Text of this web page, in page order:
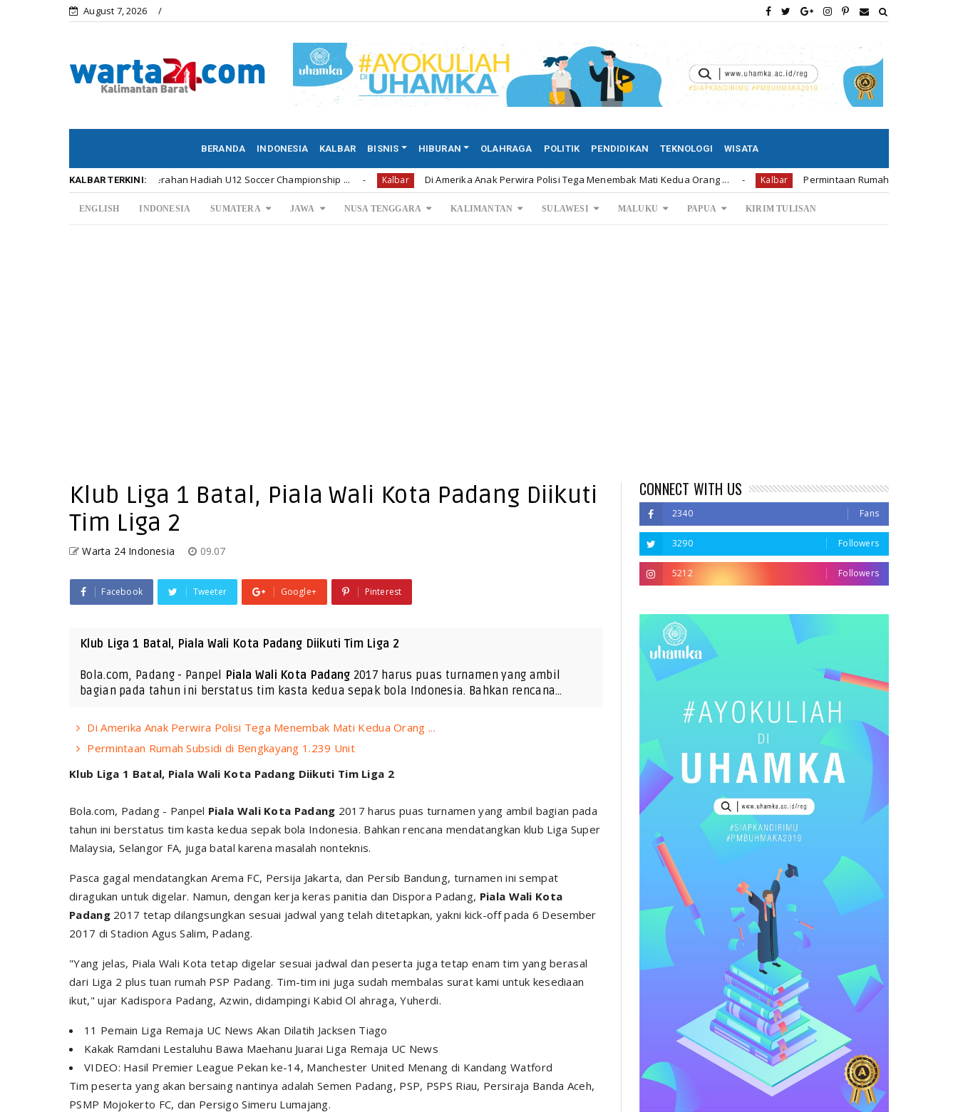
August 7, 2026
BERANDA INDONESIA KALBAR BISNIS HIBURAN OLAHRAGA POLITIK PENDIDIKAN TEKNOLOGI WISATA
KALBAR TERKINI:
Meriahnya Penyerahan Hadiah U12 Soccer Championship ... Kalbar Di Amerika Anak Perwira Polisi Tega Menembak Mati Kedua Orang ... Kalbar Permintaan Rumah Subsidi di Bengkayang
ENGLISH INDONESIA SUMATERA JAWA NUSA TENGGARA KALIMANTAN SULAWESI MALUKU PAPUA KIRIM TULISAN
Klub Liga 1 Batal, Piala Wali Kota Padang Diikuti
Tim Liga 2
Warta 24 Indonesia 09.07
Facebook Tweeter Google+ Pinterest
Klub Liga 1 Batal, Piala Wali Kota Padang Diikuti Tim Liga 2
Bola.com, Padang - Panpel Piala Wali Kota Padang 2017 harus puas turnamen yang ambil
bagian pada tahun ini berstatus tim kasta kedua sepak bola Indonesia. Bahkan rencana…
Di Amerika Anak Perwira Polisi Tega Menembak Mati Kedua Orang ...
Permintaan Rumah Subsidi di Bengkayang 1.239 Unit
Klub Liga 1 Batal, Piala Wali Kota Padang Diikuti Tim Liga 2
Bola.com, Padang - Panpel Piala Wali Kota Padang 2017 harus puas turnamen yang ambil bagian pada
tahun ini berstatus tim kasta kedua sepak bola Indonesia. Bahkan rencana mendatangkan klub Liga Super
Malaysia, Selangor FA, juga batal karena masalah nonteknis.
Pasca gagal mendatangkan Arema FC, Persija Jakarta, dan Persib Bandung, turnamen ini sempat
diragukan untuk digelar. Namun, dengan kerja keras panitia dan Dispora Padang, Piala Wali Kota
Padang2017 tetap dilangsungkan sesuai jadwal yang telah ditetapkan, yakni kick-offpada 6 Desember
2017 di Stadion Agus Salim, Padang.
"Yang jelas, Piala Wali Kota tetap digelar sesuai jadwal dan peserta juga tetap enam tim yang berasal
dari Liga 2 plus tuan rumah PSP Padang. Tim-tim ini juga sudah membalas surat kami untuk kesediaan
ikut," ujar Kadispora Padang, Azwin, didampingi Kabid Ol ahraga, Yuherdi.
11 Pemain Liga Remaja UC News Akan Dilatih Jacksen Tiago
Kakak Ramdani Lestaluhu Bawa Maehanu Juarai Liga Remaja UC News
VIDEO: Hasil Premier League Pekan ke-14, Manchester United Menang di Kandang Watford
Tim peserta yang akan bersaing nantinya adalah Semen Padang, PSP, PSPS Riau, Persiraja Banda Aceh,
PSMP Mojokerto FC, dan Persigo Simeru Lumajang.
CONNECT WITH US
2340 Fans
3290 Followers
5212 Followers